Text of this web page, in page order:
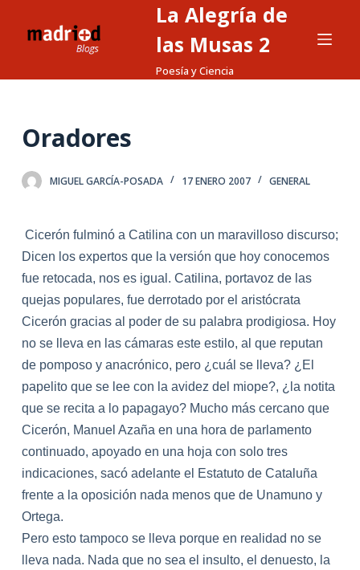
t
o
La Alegría de
las Musas 2
Poesía y Ciencia
Oradores
MIGUEL GARCÍA-POSADA 17 ENERO 2007 GENERAL
Cicerón fulminó a Catilina con un maravilloso discurso;
Dicen los expertos que la versión que hoy conocemos
fue retocada, nos es igual. Catilina, portavoz de las
quejas populares, fue derrotado por el aristócrata
Cicerón gracias al poder de su palabra prodigiosa. Hoy
no se lleva en las cámaras este estilo, al que reputan
de pomposo y anacrónico, pero ¿cuál se lleva? ¿El
papelito que se lee con la avidez del miope?, ¿la notita
que se recita a lo papagayo? Mucho más cercano que
Cicerón, Manuel Azaña en una hora de parlamento
continuado, apoyado en una hoja con solo tres
indicaciones, sacó adelante el Estatuto de Cataluña
frente a la oposición nada menos que de Unamuno y
Ortega.
Pero esto tampoco se lleva porque en realidad no se
lleva nada. Nada que no sea el insulto, el denuesto, la